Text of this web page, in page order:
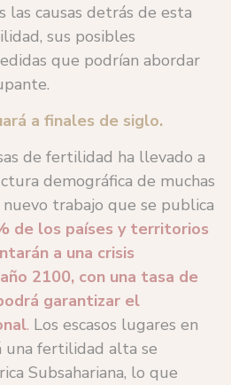
causas detrás de esta
sus posibles
que podrían abordar
a finales de siglo.
de fertilidad ha llevado a
demográfica de muchas
trabajo que se publica
de los países y territorios
a una crisis
2100, con una tasa de
garantizar el
. Los escasos lugares en
una fertilidad alta se
Subsahariana, lo que